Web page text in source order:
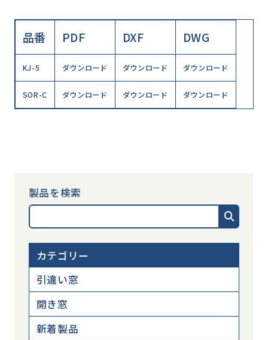
品番 PDF DXF DWG
KJ-5 ダウンロード ダウンロード ダウンロード
SOR-C ダウンロード ダウンロード ダウンロード
製品を検索
カテゴリー
引違い窓
開き窓
新着製品